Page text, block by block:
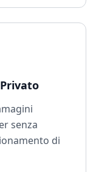
senza
di